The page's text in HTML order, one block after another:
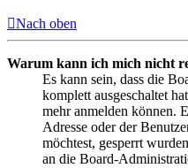
Nach oben
Warum kann ich mich nicht
Es kann sein, dass die
komplett ausgeschaltet
mehr anmelden können.
Adresse oder der
möchtest, gesperrt
an die Board-